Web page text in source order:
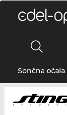
Sončna očala